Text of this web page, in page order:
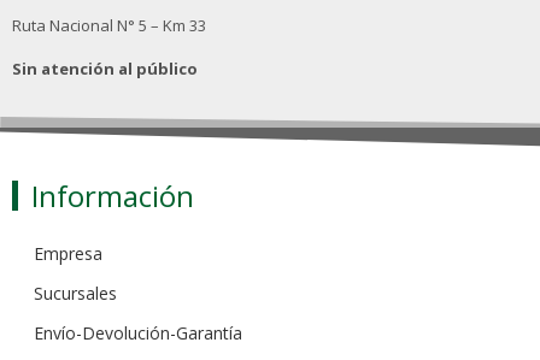
Ruta Nacional N° 5 – Km 33
Sin atención al público
Información
Empresa
Sucursales
Envío-Devolución-Garantía